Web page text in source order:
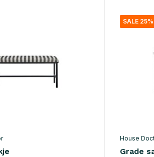
SALE 25%
House
Grade